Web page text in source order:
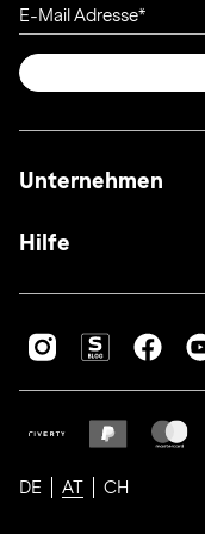
E-Mail Adresse
Unternehmen
Hilfe
DE AT CH